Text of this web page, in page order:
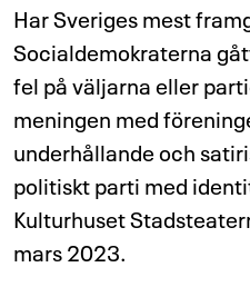
Har Sveriges mest
Socialdemokraterna
fel på väljarna eller
meningen med
underhållande och
politiskt parti med
Kulturhuset
mars 2023.